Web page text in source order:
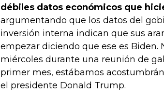
débiles datos económicos que
argumentando que los datos del
inversión interna indican que sus
empezar diciendo que ese es Biden.
miércoles durante una reunión de
primer mes, estábamos
el presidente Donald Trump.